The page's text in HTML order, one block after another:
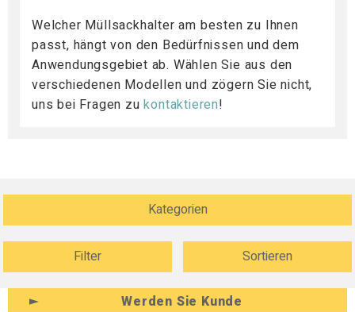
Welcher Müllsackhalter am besten zu Ihnen
passt, hängt von den Bedürfnissen und dem
Anwendungsgebiet ab. Wählen Sie aus den
verschiedenen Modellen und zögern Sie nicht,
uns bei Fragen zukontaktieren!
Kategorien
Filter Sortieren
Werden Sie Kunde